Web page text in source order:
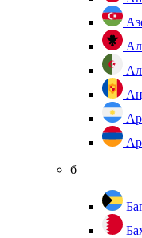
б